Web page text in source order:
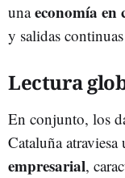
unaeconomía en
y salidas
Lectura
En conjunto, los
Cataluña
empresarial,